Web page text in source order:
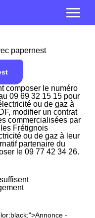
papernest
composer le numéro
09 69 32 15 15 pour
ou de gaz à
modifier un contrat
commercialisées par
Frétignois
ou de gaz à leur
partenaire du
le 09 77 42 34 26.
-